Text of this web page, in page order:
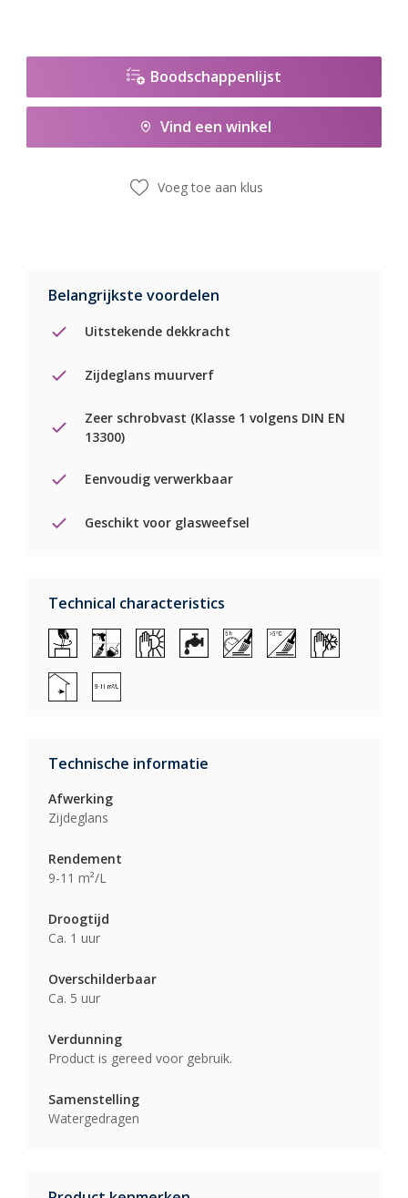
Boodschappenlijst
Vind een winkel
Voeg toe aan klus
Belangrijkste voordelen
Uitstekende dekkracht
Zijdeglans muurverf
Zeer schrobvast (Klasse 1 volgens DIN EN
13300)
Eenvoudig verwerkbaar
Geschikt voor glasweefsel
Technical characteristics
Technische informatie
Afwerking
Zijdeglans
Rendement
9-11 m²/L
Droogtijd
Ca. 1 uur
Overschilderbaar
Ca. 5 uur
Verdunning
Product is gereed voor gebruik.
Samenstelling
Watergedragen